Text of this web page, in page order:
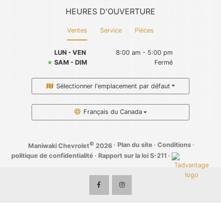
HEURES D'OUVERTURE
Ventes Service Pièces
LUN - VEN
8:00 am - 5:00 pm
SAM - DIM
Fermé
Sélectionner l'emplacement par défaut
Français du Canada
Maniwaki Chevrolet© 2026 · Plan du site · Conditions ·
politique de confidentialité · Rapport sur la loi S-211 ·